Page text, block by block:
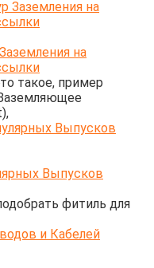
на
такое, пример
Выпусков
фитиль для